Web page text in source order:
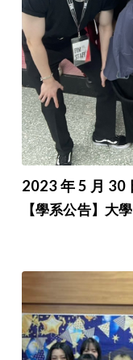
2023 年 5 月 30
【學系公告】大